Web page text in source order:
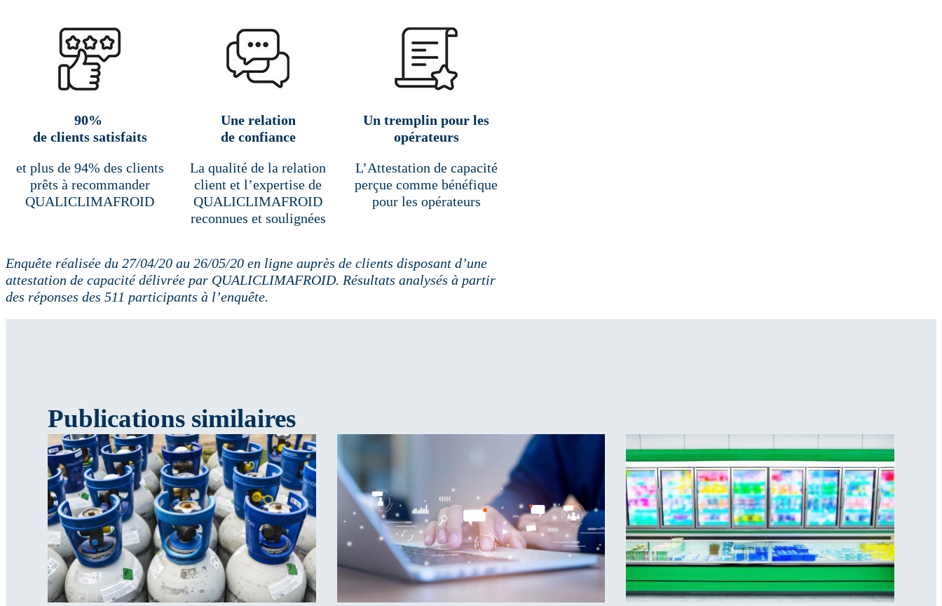
90%
de clients satisfaits
et plus de 94% des clients
prêts à recommander
QUALICLIMAFROID
Une relation
de confiance
La qualité de la relation
client et l’expertise de
QUALICLIMAFROID
reconnues et soulignées
Un tremplin pour les
opérateurs
L’Attestation de capacité
perçue comme bénéfique
pour les opérateurs
Enquête réalisée du 27/04/20 au 26/05/20 en ligne auprès de clients disposant d’une
attestation de capacité délivrée par QUALICLIMAFROID. Résultats analysés à partir
des réponses des 511 participants à l’enquête.
Publications similaires